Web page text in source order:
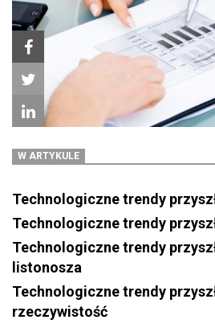
W ARTYKULE
Technologiczne trendy
Technologiczne trendy
Technologiczne trendy
listonosza
Technologiczne trendy
rzeczywistość